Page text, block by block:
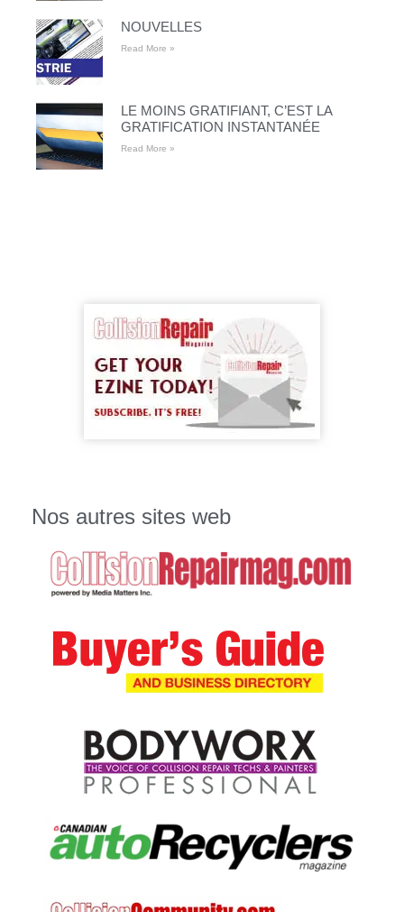
NOUVELLES
Read More »
LE MOINS GRATIFIANT, C’EST LA
GRATIFICATION INSTANTANÉE
Read More »
Nos autres sites web